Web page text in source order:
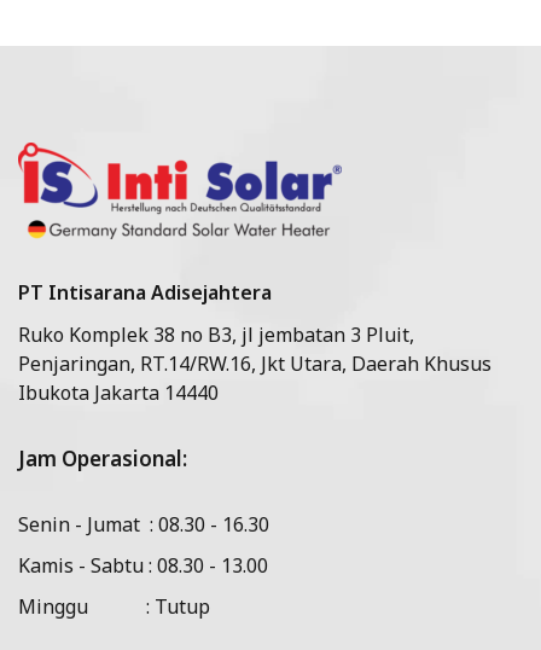
PT Intisarana Adisejahtera
Ruko Komplek 38 no B3, jl jembatan 3 Pluit,
Penjaringan, RT.14/RW.16, Jkt Utara, Daerah Khusus
Ibukota Jakarta 14440
Jam Operasional:
Senin - Jumat : 08.30 - 16.30
Kamis - Sabtu : 08.30 - 13.00
Minggu : Tutup